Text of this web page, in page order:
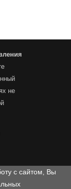
не
с сайтом, Вы